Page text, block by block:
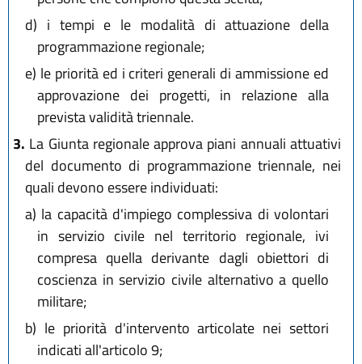
d) i tempi e le modalità di attuazione della
programmazione regionale;
e) le priorità ed i criteri generali di ammissione ed
approvazione dei progetti, in relazione alla
prevista validità triennale.
3. La Giunta regionale approva piani annuali attuativi
del documento di programmazione triennale, nei
quali devono essere individuati:
a) la capacità d'impiego complessiva di volontari
in servizio civile nel territorio regionale, ivi
compresa quella derivante dagli obiettori di
coscienza in servizio civile alternativo a quello
militare;
b) le priorità d'intervento articolate nei settori
indicati all'articolo 9;